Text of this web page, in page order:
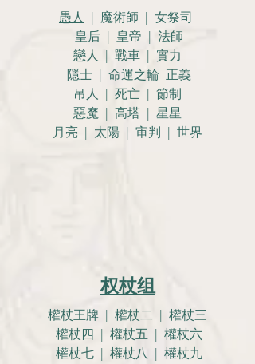
愚人 | 魔術師 | 女祭司
皇后 | 皇帝 | 法師
戀人 | 戰車 | 實力
隱士 | 命運之輪 正義
吊人 | 死亡 | 節制
惡魔 | 高塔 | 星星
月亮 | 太陽 | 审判 | 世界
权杖组
權杖王牌 | 權杖二 | 權杖三
權杖四 | 權杖五 | 權杖六
權杖七 | 權杖八 | 權杖九